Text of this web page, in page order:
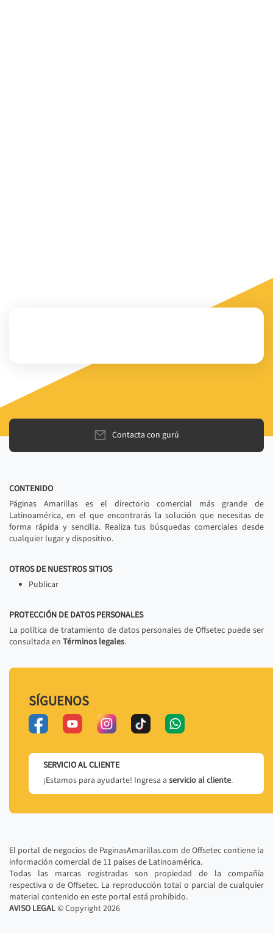
Contacta con gurú
CONTENIDO
Páginas Amarillas es el directorio comercial más grande de
Latinoamérica, en el que encontrarás la solución que necesitas de
forma rápida y sencilla. Realiza tus búsquedas comerciales desde
cualquier lugar y dispositivo.
OTROS DE NUESTROS SITIOS
Publicar
PROTECCIÓN DE DATOS PERSONALES
La política de tratamiento de datos personales de Offsetec puede ser
consultada en Términos legales.
SÍGUENOS
SERVICIO AL CLIENTE
¡Estamos para ayudarte! Ingresa a servicio al cliente.
El portal de negocios de PaginasAmarillas.com de Offsetec contiene la
información comercial de 11 países de Latinoamérica.
Todas las marcas registradas son propiedad de la compañía
respectiva o de Offsetec. La reproducción total o parcial de cualquier
material contenido en este portal está prohibido.
AVISO LEGAL© Copyright2026